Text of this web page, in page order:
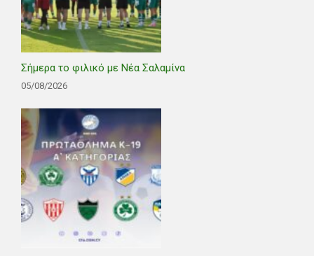
Σήμερα το φιλικό με Νέα Σαλαμίνα
05/08/2026